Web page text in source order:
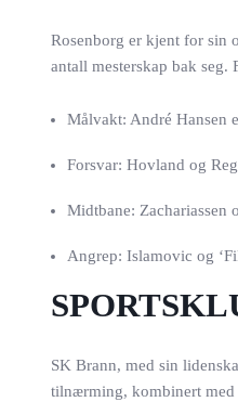
Rosenborg er kjent for sin
antall mesterskap bak
Målvakt: André Hansen
Forsvar: Hovland og
Midtbane: Zachariassen
Angrep: Islamovic og
SK Brann, med sin
tilnærming, kombinert med